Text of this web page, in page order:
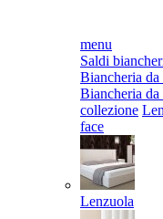
menu
Saldi
Biancheria
Biancheria da
collezione
face
Lenzuola